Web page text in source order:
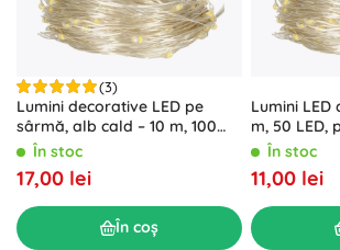
(3)
Lumini decorative LED pe
sârmă, alb cald – 10 m, 100
LEDÎn stoc
17,00 lei
În coș
Lumini
m, 50 LED,
rece de iarnă
În stoc
11,00 lei